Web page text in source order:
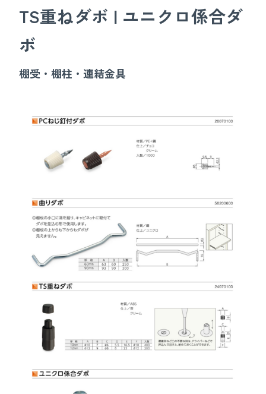
TS重ねダボ | ユニクロ係合ダ
ボ
棚受・棚柱・連結金具